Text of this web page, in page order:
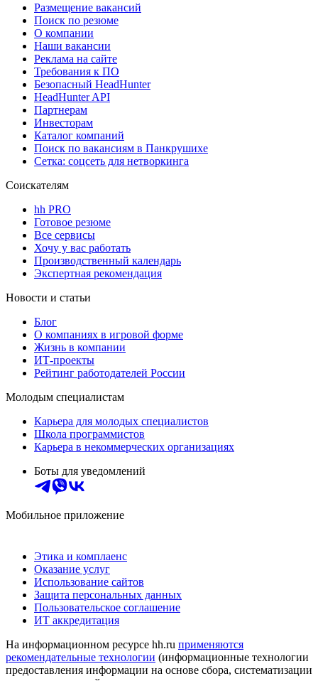
Размещение вакансий
Поиск по резюме
О компании
Наши вакансии
Реклама на сайте
Требования к ПО
Безопасный HeadHunter
HeadHunter API
Партнерам
Инвесторам
Каталог компаний
Поиск по вакансиям в Панкрушихе
Сетка: соцсеть для нетворкинга
Соискателям
hh PRO
Готовое резюме
Все сервисы
Хочу у вас работать
Производственный календарь
Экспертная рекомендация
Новости и статьи
Блог
О компаниях в игровой форме
Жизнь в компании
ИТ-проекты
Рейтинг работодателей России
Молодым специалистам
Карьера для молодых специалистов
Школа программистов
Карьера в некоммерческих организациях
Боты для уведомлений
Мобильное приложение
Этика и комплаенс
Оказание услуг
Использование сайтов
Защита персональных данных
Пользовательское соглашение
ИТ аккредитация
На информационном ресурсе hh.ru применяются
рекомендательные технологии (информационные технологии
предоставления информации на основе сбора, систематизации